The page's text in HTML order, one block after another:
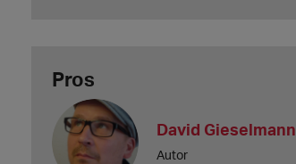
Pros
David Gieselmann
Autor